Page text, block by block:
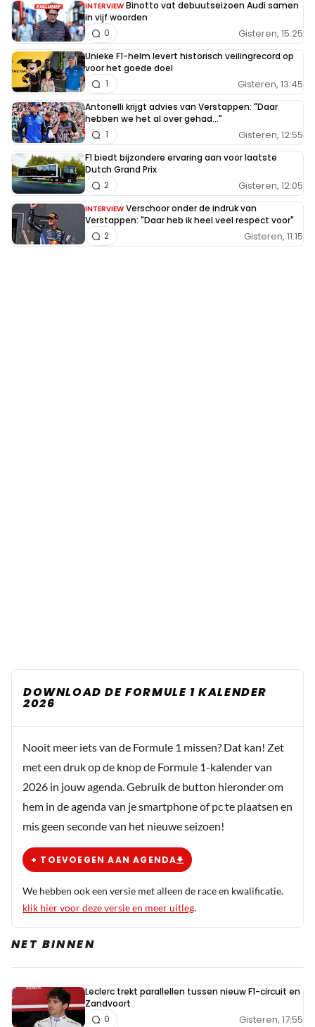
INTERVIEW Binotto vat debuutseizoen Audi samen
in vijf woorden
Gisteren, 15:25
0
Unieke F1-helm levert historisch veilingrecord op
voor het goede doel
Gisteren, 13:45
1
Antonelli krijgt advies van Verstappen: "Daar
hebben we het al over gehad..."
Gisteren, 12:55
1
F1 biedt bijzondere ervaring aan voor laatste
Dutch Grand Prix
Gisteren, 12:05
2
INTERVIEW Verschoor onder de indruk van
Verstappen: "Daar heb ik heel veel respect voor"
Gisteren, 11:15
2
DOWNLOAD DE FORMULE 1 KALENDER
2026
Nooit meer iets van de Formule 1 missen? Dat kan! Zet
met een druk op de knop de Formule 1-kalender van
2026 in jouw agenda. Gebruik de button hieronder om
hem in de agenda van je smartphone of pc te plaatsen en
mis geen seconde van het nieuwe seizoen!
+ TOEVOEGEN AAN AGENDA
We hebben ook een versie met alleen de race en kwalificatie.
klik hier voor deze versie en meer uitleg.
NET BINNEN
Leclerc trekt parallellen tussen nieuw F1-circuit en
Zandvoort
Gisteren, 17:55
0